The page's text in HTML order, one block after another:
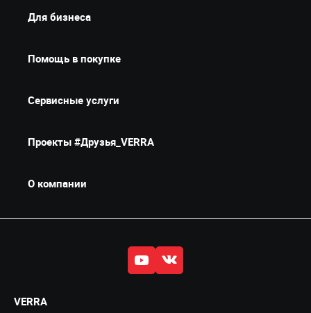
Для бизнеса
Помощь в покупке
Сервисные услуги
Проекты #Друзья_VERRA
О компании
VERRA